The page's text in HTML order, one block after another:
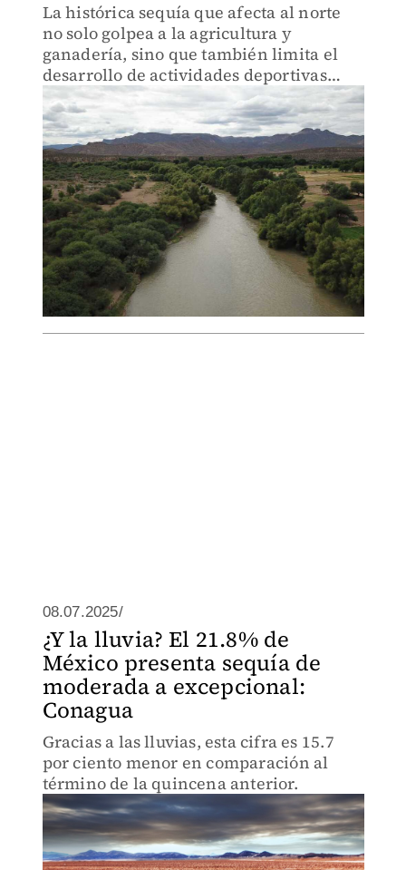
La histórica sequía que afecta al norte
no solo golpea a la agricultura y
ganadería, sino que también limita el
desarrollo de actividades deportivas
como el canotaje en la Comarca
Lagunera.
08.07.2025/
¿Y la lluvia? El 21.8% de
México presenta sequía de
moderada a excepcional:
Conagua
Gracias a las lluvias, esta cifra es 15.7
por ciento menor en comparación al
término de la quincena anterior.